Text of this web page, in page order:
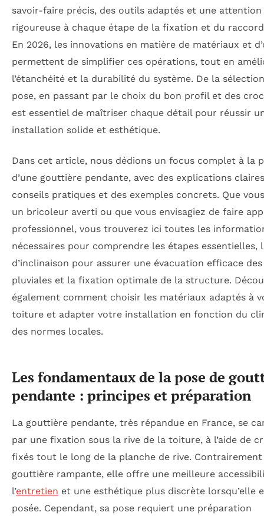
savoir-faire précis, des outils adaptés et une attention
rigoureuse à chaque étape de la fixation et du
En 2026, les innovations en matière de matériaux et
permettent de simplifier ces opérations, tout en
l’étanchéité et la durabilité du système. De la
pose, en passant par le choix du bon profil et des
est essentiel de maîtriser chaque détail pour réussir
installation solide et esthétique.
Dans cet article, nous dédions un focus complet à la
d’une gouttière pendante, avec des explications
conseils pratiques et des exemples concrets. Que
un bricoleur averti ou que vous envisagiez de faire
professionnel, vous trouverez ici toutes les
nécessaires pour comprendre les étapes essentielles,
d’inclinaison pour assurer une évacuation efficace
pluviales et la fixation optimale de la structure.
également comment choisir les matériaux adaptés à
toiture et adapter votre installation en fonction du
des normes locales.
Les fondamentaux de la pose de
pendante : principes et préparation
La gouttière pendante, très répandue en France, se
par une fixation sous la rive de la toiture, à l’aide de
fixés tout le long de la planche de rive. Contrairement
gouttière rampante, elle offre une meilleure
l’entretien et une esthétique plus discrète lorsqu’elle
posée. Cependant, sa pose requiert une préparation